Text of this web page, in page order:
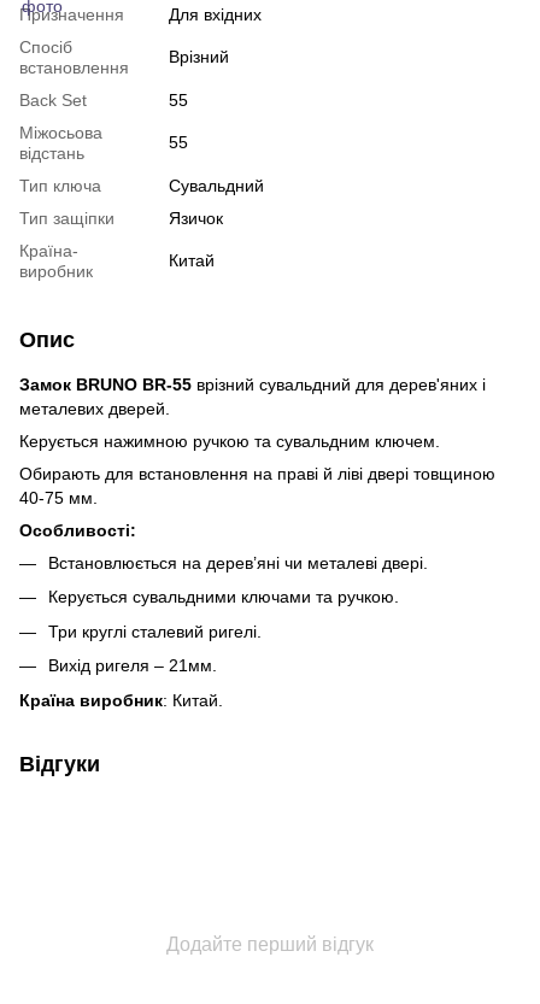
Призначення
Для вхідних
Спосіб
встановлення
Врізний
Back Set
55
Міжосьова
відстань
55
Тип ключа
Сувальдний
Тип защіпки
Язичок
Країна-
виробник
Китай
Опис
Замок BRUNO BR-55 врізний сувальдний для дерев'яних і
металевих дверей.
Керується нажимною ручкою та сувальдним ключем.
Обирають для встановлення на праві й ліві двері товщиною
40-75 мм.
Особливості:
Встановлюється на дерев’яні чи металеві двері.
Керується сувальдними ключами та ручкою.
Три круглі сталевий ригелі.
Вихід ригеля – 21мм.
Країна виробник: Китай.
Відгуки
Додайте перший відгук